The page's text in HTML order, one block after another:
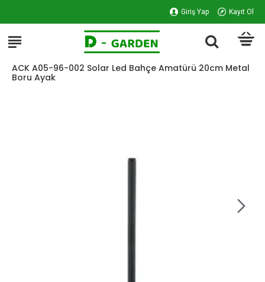
Giriş Yap Kayıt Ol
ACK A05-96-002 Solar Led Bahçe Amatürü 20cm Metal
Boru Ayak